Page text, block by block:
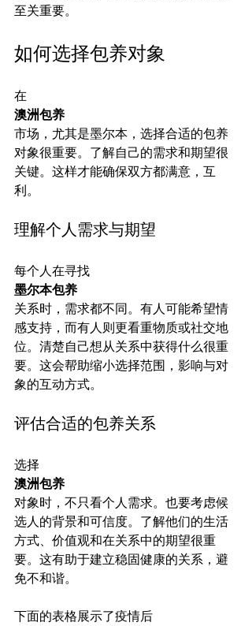
如何选择包养对象
在
澳洲包养
市场，尤其是墨尔本，选择合适的包养
对象很重要。了解自己的需求和期望很
关键。这样才能确保双方都满意，互
理解个人需求与期望
每个人在寻找
墨尔本包养
关系时，需求都不同。有人可能希望情
感支持，而有人则更看重物质或社交地
位。清楚自己想从关系中获得什么很重
要。这会帮助缩小选择范围，影响与对
评估合适的包养关系
选择
澳洲包养
对象时，不只看个人需求。也要考虑候
选人的背景和可信度。了解他们的生活
方式、价值观和在关系中的期望很重
要。这有助于建立稳固健康的关系，避
免不和谐。
下面的表格展示了疫情后